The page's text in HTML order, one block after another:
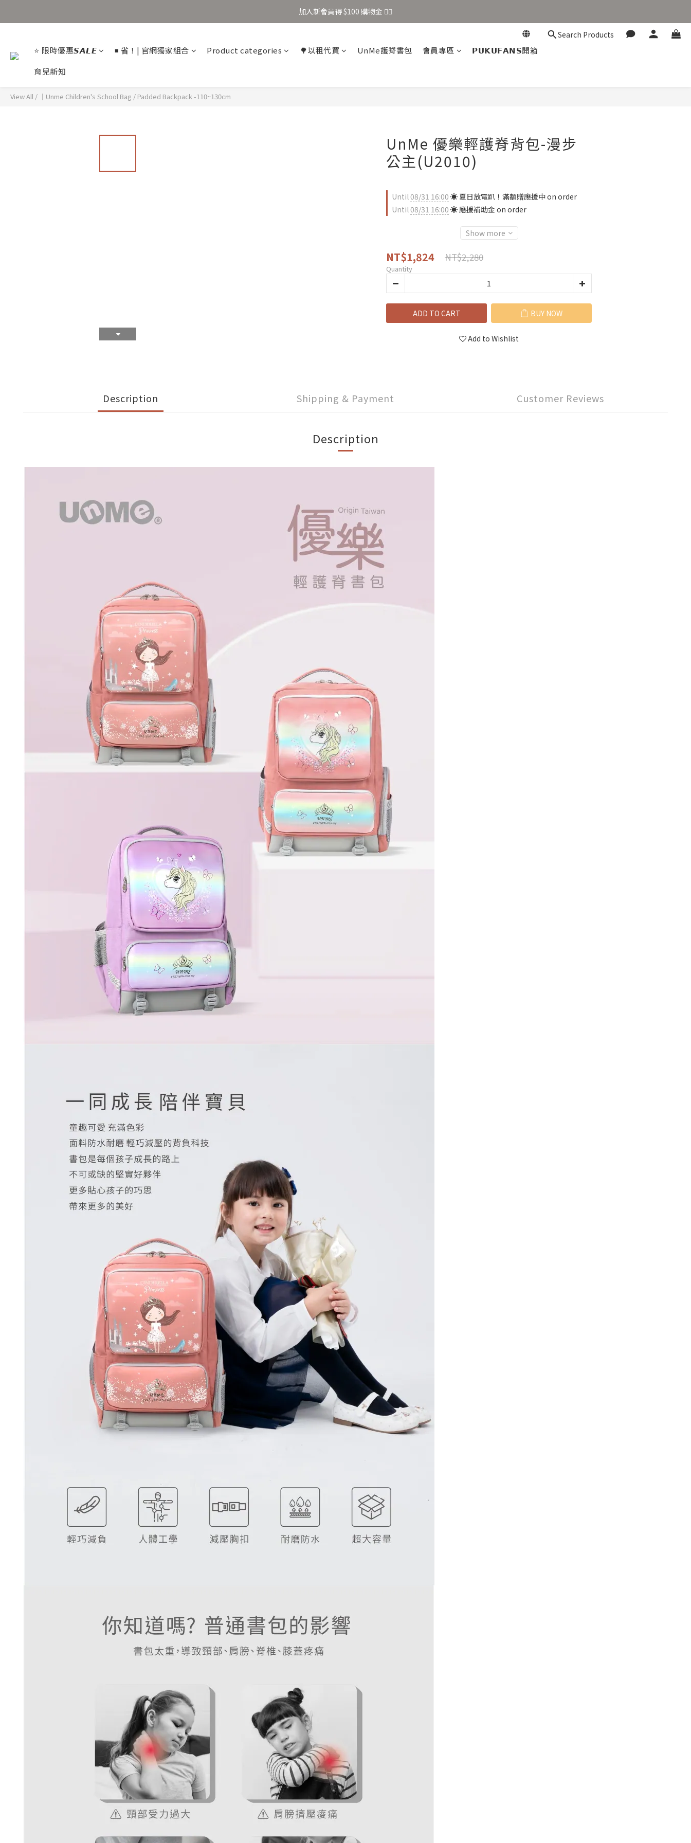
加入新會員得 $100 購物金 👉🏻
加入新會員得 $100 購物金 👉🏻
加入新會員得 $100 購物金 👉🏻
Search Products
⭐ 限時優惠𝙎𝘼𝙇𝙀 ◾ 省！| 官網獨家組合 Product categories 🌳以租代買 UnMe護脊書包 會員專區
𝗣𝗨𝗞𝗨𝗙𝗔𝗡𝗦開箱
育兒新知
View All / ｜Unme Children's School Bag / Padded Backpack -110~130cm
UnMe 優樂輕護脊背包-漫步
公主(U2010)
Until08/31 16:00 ☀️ 夏日放電趴！滿額贈應援中 on order
Until08/31 16:00 ☀️ 應援補助金 on order
Show more
NT$1,824 NT$2,280
Quantity
ADD TO CART BUY NOW
Add to Wishlist
Description Shipping & Payment Customer Reviews
Description